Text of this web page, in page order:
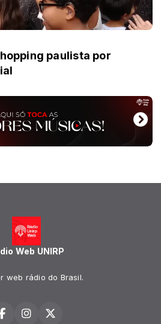
paulista por
Web UNIRP
web rádio do Brasil.